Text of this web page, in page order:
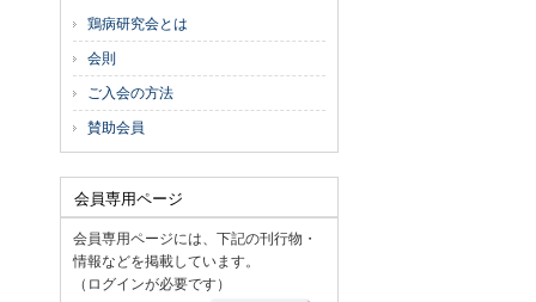
鶏病研究会とは
会則
ご入会の方法
賛助会員
会員専用ページ
会員専用ページには、下記の刊行物・
情報などを掲載しています。
（ログインが必要です）